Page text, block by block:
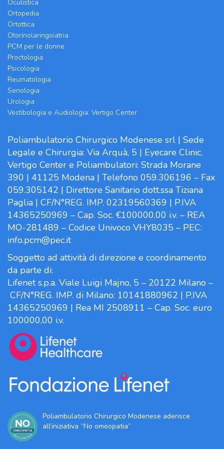
Oculistica
Ortopedia
Ortottica
Otorinolaringoiatria
PCM per le donne
Proctologia
Psicologia
Reumatologia
Senologia
Urologia
Vestibologia e Audiologia: Vertigo Center
Poliambulatorio Chirurgico Modenese srl | Sede
Legale e Chirurgia: Via Arquà, 5 | Eyecare Clinic,
Vertigo Center e Poliambulatori: Strada Morane
390 | 41125 Modena | Telefono 059.306196 – Fax
059.305142 | Direttore Sanitario dott.ssa Tiziana
Paglia | CF/N°REG. IMP. 02319560369 | P.IVA
14365250969 – Cap. Soc. €100000,00 i.v. – REA
MO-281489 – Codice Univoco VHY8035 – PEC:
info.pcm@pec.it
Soggetto ad attività di direzione e coordinamento
da parte di:
Lifenet s.p.a. Viale Luigi Majno, 5 – 20122 Milano –
CF/N°REG. IMP. di Milano: 10141880962 | P.IVA
14365250969 | Rea MI 2508911 – Cap. Soc. euro
100000,00 i.v.
Poliambulatorio Chirurgico Modenese aderisce
all’iniziativa “No omeopatia”